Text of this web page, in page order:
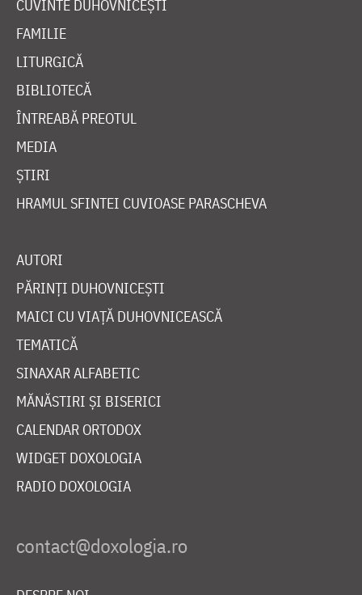
CUVINTE DUHOVNICEȘTI
FAMILIE
LITURGICĂ
BIBLIOTECĂ
ÎNTREABĂ PREOTUL
MEDIA
ȘTIRI
HRAMUL SFINTEI CUVIOASE PARASCHEVA
AUTORI
PĂRINȚI DUHOVNICEȘTI
MAICI CU VIAȚĂ DUHOVNICEASCĂ
TEMATICĂ
SINAXAR ALFABETIC
MĂNĂSTIRI ȘI BISERICI
CALENDAR ORTODOX
WIDGET DOXOLOGIA
RADIO DOXOLOGIA